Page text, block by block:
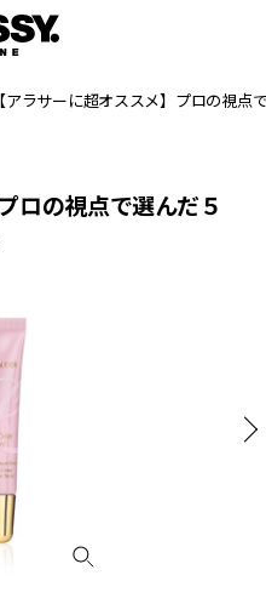
【アラサーに超オススメ】プロの視
ロの視点で選んだ５